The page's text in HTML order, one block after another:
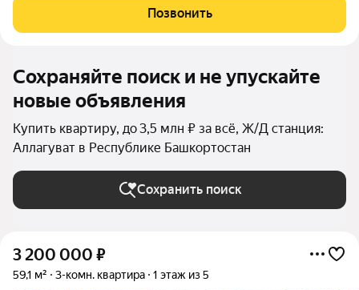
этом не нужно высоко подниматься. Квартира с ремонтом в
светлых тонах ,пластиковые
Позвонить
Сохраняйте поиск и не упускайте
новые объявления
Купить квартиру, до 3,5 млн ₽ за всё, Ж/Д станция:
Аллагуват в Республике Башкортостан
Сохранить поиск
3 200 000 ₽
59,1 м² 3-комн. квартира 1 этаж из 5